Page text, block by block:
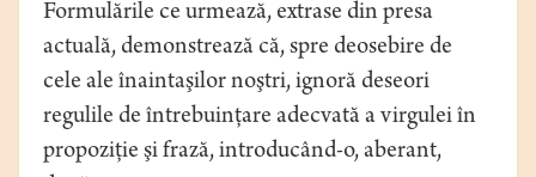
Formulările ce urmează, extrase din presa
actuală, demonstrează că, spre deosebire de
cele ale înaintaşilor noştri, ignoră deseori
regulile de întrebuinţare adecvată a virgulei în
propoziţie şi frază, introducând-o, aberant,